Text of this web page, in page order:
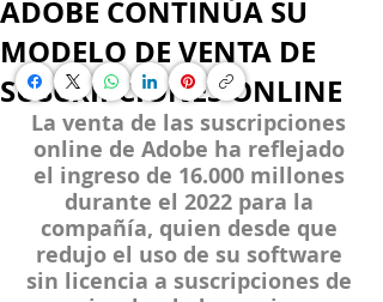
ADOBE CONTINÚA SU
MODELO DE VENTA DE
SUSCRIPCIONES ONLINE
La venta de las suscripciones
online de Adobe ha reflejado
el ingreso de 16.000 millones
durante el 2022 para la
compañía, quien desde que
redujo el uso de su software
sin licencia a suscripciones de